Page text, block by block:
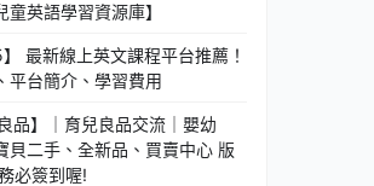
童英語學習資源庫】
最新線上英文課程平台推薦！
平台簡介、學習費用
品】｜育兒良品交流｜嬰幼
貝二手、全新品、買賣中心 版
必簽到喔!